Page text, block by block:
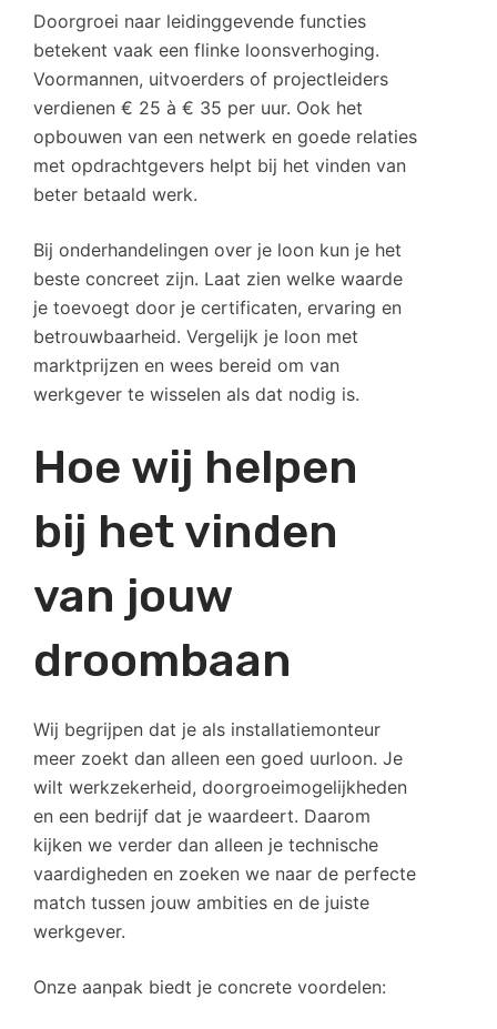
Doorgroei naar leidinggevende functies
betekent vaak een flinke loonsverhoging.
Voormannen, uitvoerders of projectleiders
verdienen € 25 à € 35 per uur. Ook het
opbouwen van een netwerk en goede relaties
met opdrachtgevers helpt bij het vinden van
beter betaald werk.
Bij onderhandelingen over je loon kun je het
beste concreet zijn. Laat zien welke waarde
je toevoegt door je certificaten, ervaring en
betrouwbaarheid. Vergelijk je loon met
marktprijzen en wees bereid om van
werkgever te wisselen als dat nodig is.
Hoe wij helpen
bij het vinden
van jouw
droombaan
Wij begrijpen dat je als installatiemonteur
meer zoekt dan alleen een goed uurloon. Je
wilt werkzekerheid, doorgroeimogelijkheden
en een bedrijf dat je waardeert. Daarom
kijken we verder dan alleen je technische
vaardigheden en zoeken we naar de perfecte
match tussen jouw ambities en de juiste
werkgever.
Onze aanpak biedt je concrete voordelen: